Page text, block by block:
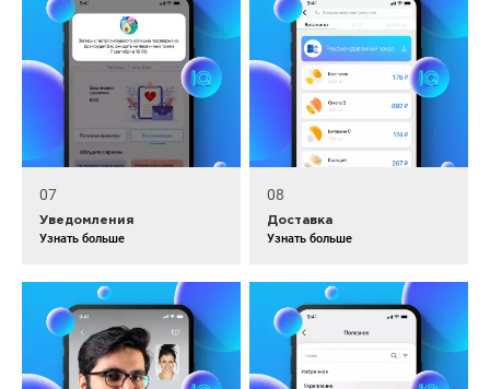
07
Уведомления
Узнать больше
08
Доставка
Узнать больше